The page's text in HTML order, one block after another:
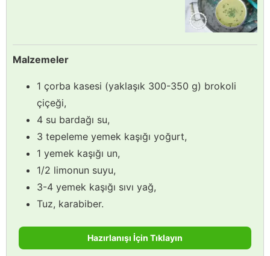
Malzemeler
1 çorba kasesi (yaklaşık 300-350 g) brokoli
çiçeği,
4 su bardağı su,
3 tepeleme yemek kaşığı yoğurt,
1 yemek kaşığı un,
1/2 limonun suyu,
3-4 yemek kaşığı sıvı yağ,
Tuz, karabiber.
Hazırlanışı İçin Tıklayın